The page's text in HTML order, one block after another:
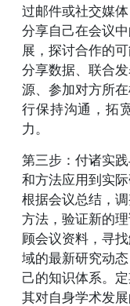
过邮件或社交媒
分享自己在会议
展，探讨合作的
分享数据、联合
源、参加对方所
行保持沟通，拓
力。
第三步：付诸实
和方法应用到实
根据会议总结，
方法，验证新的
顾会议资料，寻
域的最新研究动
己的知识体系。
其对自身学术发